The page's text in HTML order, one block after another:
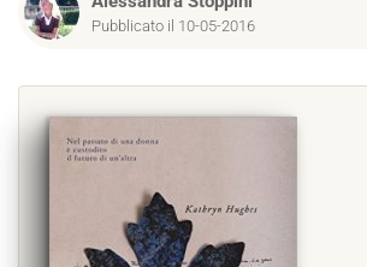
Pubblicato il 10-05-2016